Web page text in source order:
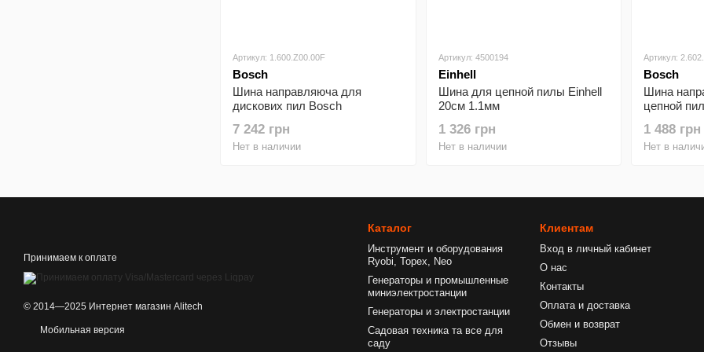
Артикул: 1.600.Z00.00F
Bosch
Шина направляюча для
дискових пил Bosch
1600мм
7 242 грн
Нет в наличии
Артикул: 4500194
Einhell
Шина для цепной пилы Einhell
20см 1.1мм
1 326 грн
Нет в наличии
Артикул:
Bosch
Шина
цепной
33.4см 5мм
1 488 грн
Нет в
Принимаем к оплате
© 2014—2025 Интернет магазин Alitech
Мобильная версия
Каталог
Инструмент и оборудования
Ryobi, Topex, Neo
Генераторы и промышленные
миниэлектростанции
Генераторы и электростанции
Садовая техника та все для
саду
Клиентам
Вход в личный кабинет
О нас
Контакты
Оплата и доставка
Обмен и возврат
Отзывы